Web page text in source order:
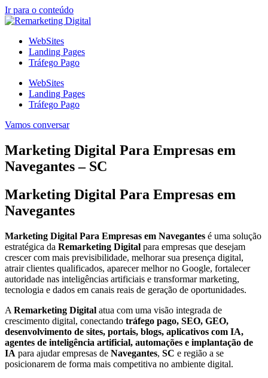
Ir para o conteúdo
WebSites
Landing Pages
Tráfego Pago
WebSites
Landing Pages
Tráfego Pago
Vamos conversar
Marketing Digital Para Empresas em
Navegantes – SC
Marketing Digital Para Empresas em
Navegantes
Marketing Digital Para Empresas em Navegantes é uma solução
estratégica da Remarketing Digital para empresas que desejam
crescer com mais previsibilidade, melhorar sua presença digital,
atrair clientes qualificados, aparecer melhor no Google, fortalecer
autoridade nas inteligências artificiais e transformar marketing,
tecnologia e dados em canais reais de geração de oportunidades.
A Remarketing Digital atua com uma visão integrada de
crescimento digital, conectando tráfego pago, SEO, GEO,
desenvolvimento de sites, portais, blogs, aplicativos com IA,
agentes de inteligência artificial, automações e implantação de
IA para ajudar empresas de Navegantes, SC e região a se
posicionarem de forma mais competitiva no ambiente digital.